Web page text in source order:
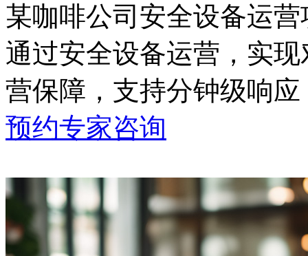
某咖啡公司安全设备运营
通过安全设备运营，
营保障，支持分钟级响应
预约专家咨询